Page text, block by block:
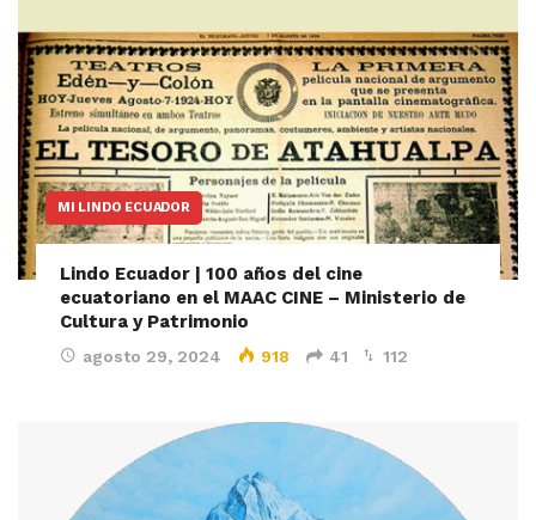
MI LINDO ECUADOR
Lindo Ecuador | 100 años del cine
ecuatoriano en el MAAC CINE – Ministerio de
Cultura y Patrimonio
agosto 29, 2024 918 41 112